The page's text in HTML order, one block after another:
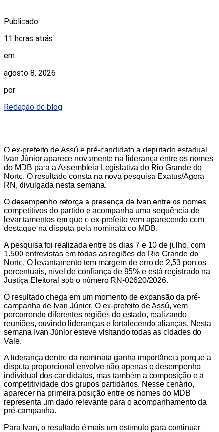
Publicado
11 horas atrás
em
agosto 8, 2026
por
Redação do blog
O ex-prefeito de Assú e pré-candidato a deputado estadual
Ivan Júnior aparece novamente na liderança entre os nomes
do MDB para a Assembleia Legislativa do Rio Grande do
Norte. O resultado consta na nova pesquisa Exatus/Agora
RN, divulgada nesta semana.
O desempenho reforça a presença de Ivan entre os nomes
competitivos do partido e acompanha uma sequência de
levantamentos em que o ex-prefeito vem aparecendo com
destaque na disputa pela nominata do MDB.
A pesquisa foi realizada entre os dias 7 e 10 de julho, com
1.500 entrevistas em todas as regiões do Rio Grande do
Norte. O levantamento tem margem de erro de 2,53 pontos
percentuais, nível de confiança de 95% e está registrado na
Justiça Eleitoral sob o número RN-02620/2026.
O resultado chega em um momento de expansão da pré-
campanha de Ivan Júnior. O ex-prefeito de Assú, vem
percorrendo diferentes regiões do estado, realizando
reuniões, ouvindo lideranças e fortalecendo alianças. Nesta
semana Ivan Júnior esteve visitando todas as cidades do
Vale.
A liderança dentro da nominata ganha importância porque a
disputa proporcional envolve não apenas o desempenho
individual dos candidatos, mas também a composição e a
competitividade dos grupos partidários. Nesse cenário,
aparecer na primeira posição entre os nomes do MDB
representa um dado relevante para o acompanhamento da
pré-campanha.
Para Ivan, o resultado é mais um estímulo para continuar